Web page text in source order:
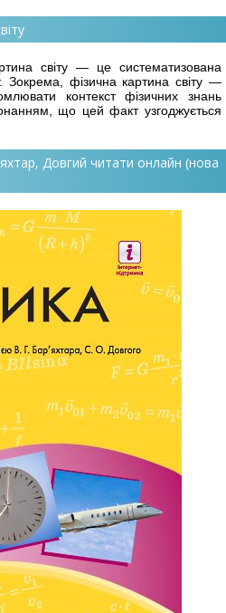
світу — це систематизована
Зокрема, фізична картина світу —
контекст фізичних знань
що цей факт узгоджується
Довгий читати онлайн (нова